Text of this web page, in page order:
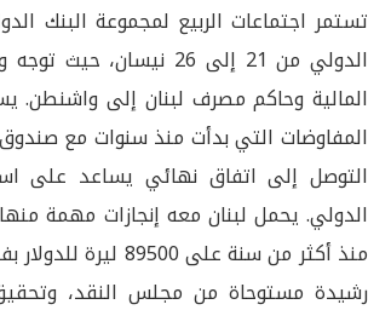
تستمر اجتماعات الربيع لمجموعة البنك
الدولي من 21 إلى 26
المالية وحاكم مصرف لبنان إلى واشنطن.
المفاوضات التي بدأت منذ سنوات مع
التوصل إلى اتفاق نهائي يساعد على
الدولي. يحمل لبنان معه إنجازات مهمة
منذ أكثر من سنة على
رشيدة مستوحاة من مجلس النقد،